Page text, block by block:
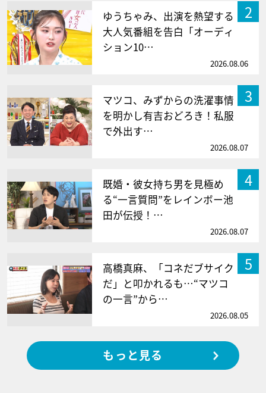
2
ゆうちゃみ、出演を熱望する
大人気番組を告白「オーディ
ション10…
2026.08.06
3
マツコ、みずからの洗濯事情
を明かし有吉おどろき！私服
で外出す…
2026.08.07
4
既婚・彼女持ち男を見極め
る“一言質問”をレインボー池
田が伝授！…
2026.08.07
5
高橋真麻、「コネだブサイク
だ」と叩かれるも…“マツコ
の一言”から…
2026.08.05
もっと見る